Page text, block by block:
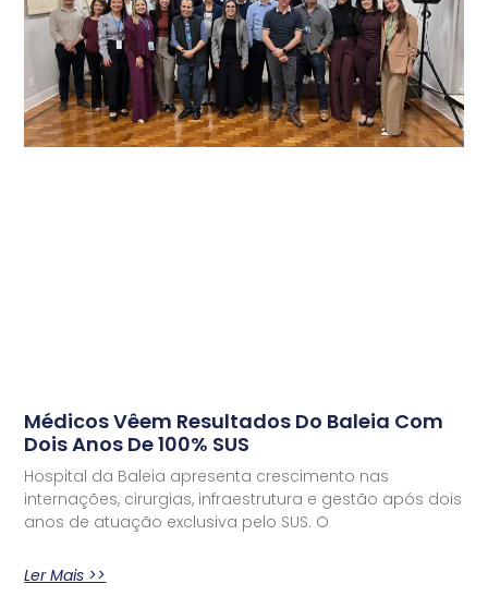
Médicos Vêem Resultados Do Baleia Com
Dois Anos De 100% SUS
Hospital da Baleia apresenta crescimento nas
internações, cirurgias, infraestrutura e gestão após dois
anos de atuação exclusiva pelo SUS. O
Ler Mais >>